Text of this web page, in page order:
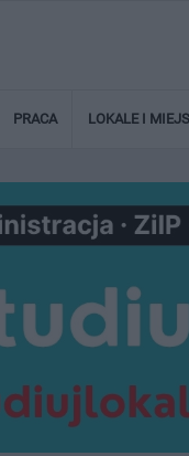
PRACA LOKALE I